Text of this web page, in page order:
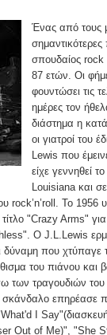
Ένας από τους
σπουδαίος rock
87 ετών. Οι
φουντώσει τις
ημέρες τον
διάστημα η
οι γιατροί του
Lewis που
είχε γεννηθεί
Louisiana και
rock’n’roll. To
"Crazy Arms"
Ο J.L.Lewis
δύναμη που
του πιάνου και
τραγουδιών του
επηρέασε
I
Out of Me)", "She